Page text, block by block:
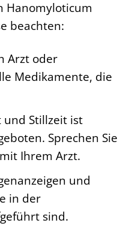
Hanomyloticum
beachten:
Arzt oder
Medikamente, die
und Stillzeit ist
Sprechen Sie
Ihrem Arzt.
und
in der
sind.